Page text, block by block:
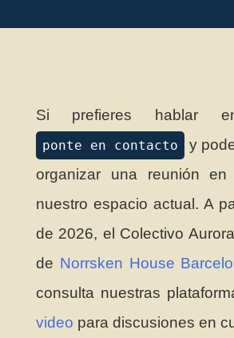
Si prefieres hablar
ponte en contacto
y
organizar una reunión
nuestro espacio actual. A
de 2026, el Colectivo
de Norrsken House
consulta nuestras
video para discusiones en